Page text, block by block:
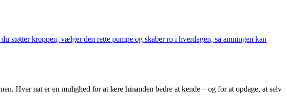
kroppen, vælger den rette pumpe og skaber ro i hverdagen, så amningen kan
Hver nat er en mulighed for at lære hinanden bedre at kende – og for at opdage, at selv